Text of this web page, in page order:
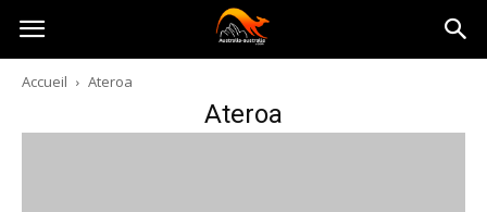
Australia-
australie.com
Accueil Ateroa
Ateroa